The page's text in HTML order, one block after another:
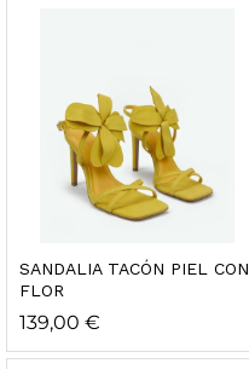
SANDALIA TACÓN PIEL CON
FLOR
139,00 €